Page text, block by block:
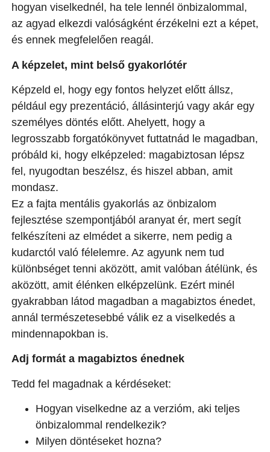
hogyan viselkednél, ha tele lennél önbizalommal,
az agyad elkezdi valóságként érzékelni ezt a képet,
és ennek megfelelően reagál.
A képzelet, mint belső gyakorlótér
Képzeld el, hogy egy fontos helyzet előtt állsz,
például egy prezentáció, állásinterjú vagy akár egy
személyes döntés előtt. Ahelyett, hogy a
legrosszabb forgatókönyvet futtatnád le magadban,
próbáld ki, hogy elképzeled: magabiztosan lépsz
fel, nyugodtan beszélsz, és hiszel abban, amit
mondasz.
Ez a fajta mentális gyakorlás az önbizalom
fejlesztése szempontjából aranyat ér, mert segít
felkészíteni az elmédet a sikerre, nem pedig a
kudarctól való félelemre. Az agyunk nem tud
különbséget tenni aközött, amit valóban átélünk, és
aközött, amit élénken elképzelünk. Ezért minél
gyakrabban látod magadban a magabiztos énedet,
annál természetesebbé válik ez a viselkedés a
mindennapokban is.
Adj formát a magabiztos énednek
Tedd fel magadnak a kérdéseket:
Hogyan viselkedne az a verzióm, aki teljes
önbizalommal rendelkezik?
Milyen döntéseket hozna?